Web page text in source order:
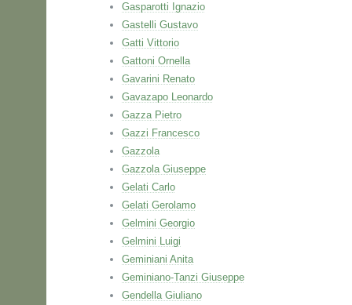
Gasparotti Ignazio
Gastelli Gustavo
Gatti Vittorio
Gattoni Ornella
Gavarini Renato
Gavazapo Leonardo
Gazza Pietro
Gazzi Francesco
Gazzola
Gazzola Giuseppe
Gelati Carlo
Gelati Gerolamo
Gelmini Georgio
Gelmini Luigi
Geminiani Anita
Geminiano-Tanzi Giuseppe
Gendella Giuliano